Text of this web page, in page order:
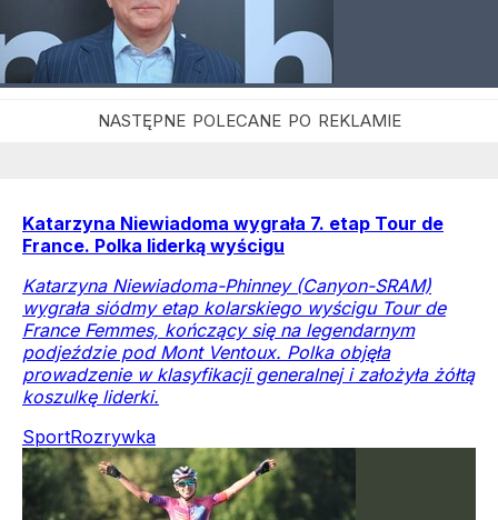
Katarzyna Niewiadoma wygrała 7. etap Tour de
France. Polka liderką wyścigu
Katarzyna Niewiadoma-Phinney (Canyon-SRAM)
wygrała siódmy etap kolarskiego wyścigu Tour de
France Femmes, kończący się na legendarnym
podjeździe pod Mont Ventoux. Polka objęła
prowadzenie w klasyfikacji generalnej i założyła żółtą
koszulkę liderki.
SportRozrywka